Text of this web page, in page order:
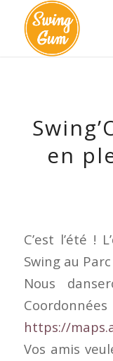
en
C’est l’été !
Swing au
Nous
https://
Vos amis